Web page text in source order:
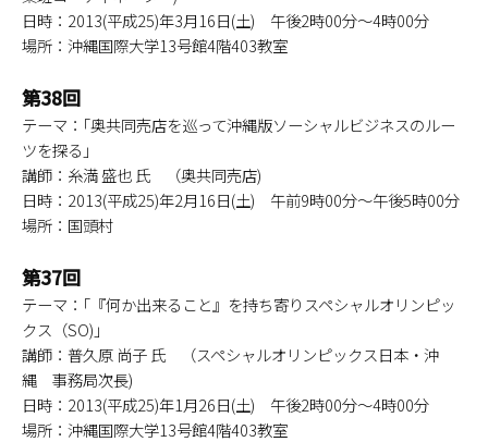
日時：2013(平成25)年3月16日(土) 午後2時00分～4時00分
場所：沖縄国際大学13号館4階403教室
第38回
テーマ：｢奥共同売店を巡って沖縄版ソーシャルビジネスのルー
ツを探る｣
講師：糸満 盛也 氏 （奥共同売店)
日時：2013(平成25)年2月16日(土) 午前9時00分～午後5時00分
場所：国頭村
第37回
テーマ：｢『何か出来ること』を持ち寄りスペシャルオリンピッ
クス（SO)｣
講師：普久原 尚子 氏 （スペシャルオリンピックス日本・沖
縄 事務局次長)
日時：2013(平成25)年1月26日(土) 午後2時00分～4時00分
場所：沖縄国際大学13号館4階403教室